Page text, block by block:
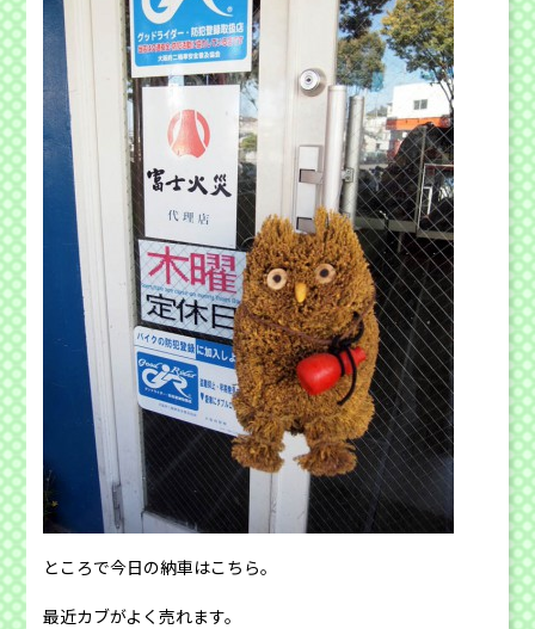
ところで今日の納車はこちら。
最近カブがよく売れます。